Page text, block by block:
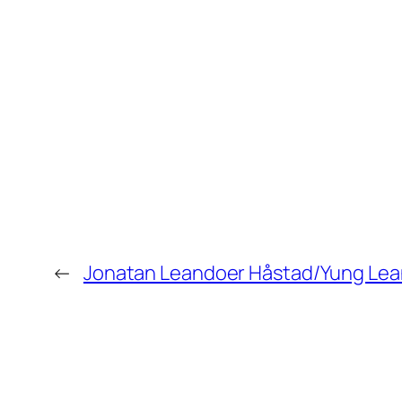
← Jonatan Leandoer Håstad/Yung